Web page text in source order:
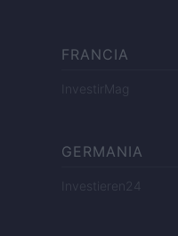
FRANCIA
InvestirMag
GERMANIA
Investieren24